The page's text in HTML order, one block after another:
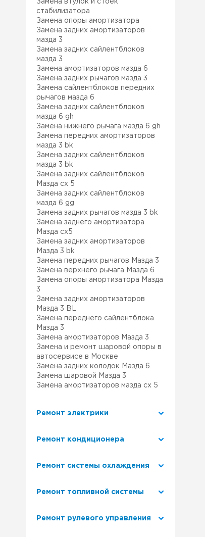
Замена втулок и стоек
стабилизатора
Замена опоры амортизатора
Замена задних амортизаторов
мазда 3
Замена задних сайлентблоков
мазда 3
Замена амортизаторов мазда 6
Замена задних рычагов мазда 3
Замена сайлентблоков передних
рычагов мазда 6
Замена задних сайлентблоков
мазда 6 gh
Замена нижнего рычага мазда 6 gh
Замена передних амортизаторов
мазда 3 bk
Замена задних сайлентблоков
мазда 3 bk
Замена задних сайлентблоков
Mазда сх 5
Замена задних сайлентблоков
мазда 6 gg
Замена задних рычагов мазда 3 bk
Замена заднего амортизатора
Мазда сх5
Замена задних амортизаторов
Мазда 3 bk
Замена передних рычагов Мазда 3
Замена верхнего рычага Мазда 6
Замена опоры амортизатора Мазда
3
Замена задних амортизаторов
Мазда 3 BL
Замена переднего сайлентблока
Мазда 3
Замена амортизаторов Мазда 3
Замена и ремонт шаровой опоры в
автосервисе в Москве
Замена задних колодок Мазда 6
Замена шаровой Мазда 3
Замена амортизаторов мазда сх 5
Ремонт электрики
Ремонт кондиционера
Ремонт системы охлаждения
Ремонт топливной системы
Ремонт рулевого управления